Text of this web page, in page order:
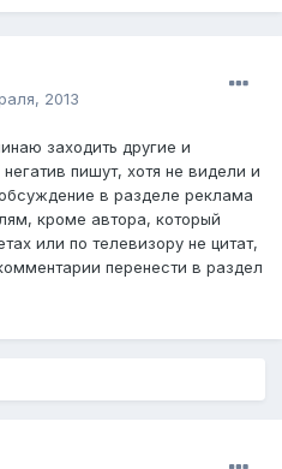
2013
заходить другие и
пишут, хотя не видели и
в разделе реклама
кроме автора, который
или по телевизору не цитат,
перенести в раздел